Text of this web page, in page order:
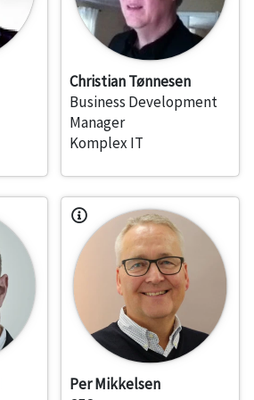
Christian Tønnesen
Business Development
Manager
Komplex IT
Per Mikkelsen